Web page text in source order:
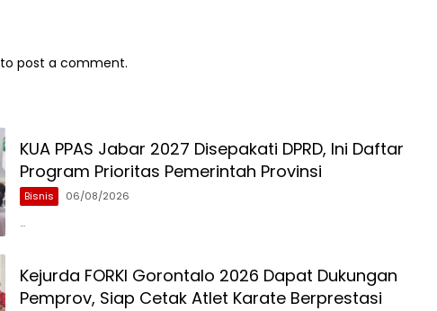
to post a comment.
KUA PPAS Jabar 2027 Disepakati DPRD, Ini Daftar
Program Prioritas Pemerintah Provinsi
Bisnis 06/08/2026
…
Kejurda FORKI Gorontalo 2026 Dapat Dukungan
Pemprov, Siap Cetak Atlet Karate Berprestasi